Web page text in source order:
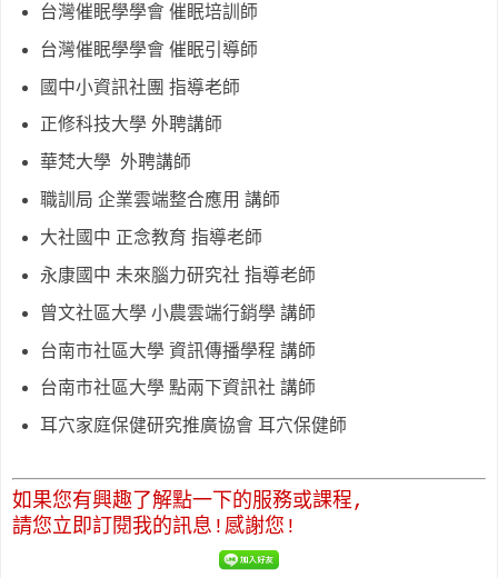
台灣催眠學學會 催眠培訓師
台灣催眠學學會 催眠引導師
國中小資訊社團 指導老師
正修科技大學 外聘講師
華梵大學 外聘講師
職訓局 企業雲端整合應用 講師
大社國中 正念教育 指導老師
永康國中 未來腦力研究社 指導老師
曾文社區大學 小農雲端行銷學 講師
台南市社區大學 資訊傳播學程 講師
台南市社區大學 點兩下資訊社 講師
耳穴家庭保健研究推廣協會 耳穴保健師
如果您有興趣了解點一下的服務或課程,
請您立即訂閱我的訊息!感謝您!